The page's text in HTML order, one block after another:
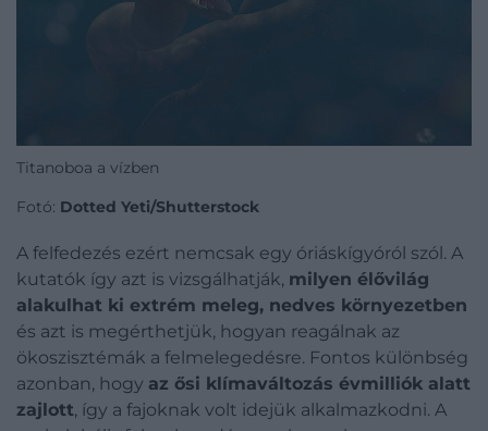
Titanoboa a vízben
Fotó: Dotted Yeti/Shutterstock
A felfedezés ezért nemcsak egy óriáskígyóról szól. A
kutatók így azt is vizsgálhatják, milyen élővilág
alakulhat ki extrém meleg, nedves környezetben
és azt is megérthetjük, hogyan reagálnak az
ökoszisztémák a felmelegedésre. Fontos különbség
azonban, hogy az ősi klímaváltozás évmilliók alatt
zajlott, így a fajoknak volt idejük alkalmazkodni. A